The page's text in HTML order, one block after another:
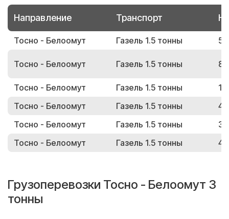
Направление Транспорт
Тосно - Белоомут Газель 1.5 тонны
Тосно - Белоомут Газель 1.5 тонны
Тосно - Белоомут Газель 1.5 тонны
Тосно - Белоомут
Газель 1.5 тонны
Тосно - Белоомут
Газель 1.5 тонны
Тосно - Белоомут
Газель 1.5 тонны
Грузоперевозки Тосно - Белоомут 3
тонны